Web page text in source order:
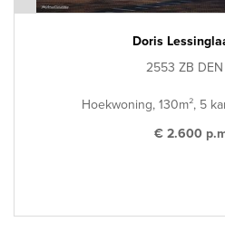
Doris
2553 ZB
Hoekwoning, 130m², 5
€ 2.600